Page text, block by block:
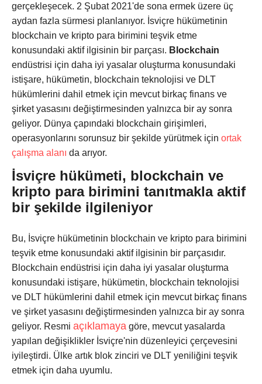
gerçekleşecek. 2 Şubat 2021'de sona ermek üzere üç
aydan fazla sürmesi planlanıyor. İsviçre hükümetinin
blockchain ve kripto para birimini teşvik etme
konusundaki aktif ilgisinin bir parçası. Blockchain
endüstrisi için daha iyi yasalar oluşturma konusundaki
istişare, hükümetin, blockchain teknolojisi ve DLT
hükümlerini dahil etmek için mevcut birkaç finans ve
şirket yasasını değiştirmesinden yalnızca bir ay sonra
geliyor. Dünya çapındaki blockchain girişimleri,
operasyonlarını sorunsuz bir şekilde yürütmek için ortak
çalışma alanı da arıyor.
İsviçre hükümeti, blockchain ve
kripto para birimini tanıtmakla aktif
bir şekilde ilgileniyor
Bu, İsviçre hükümetinin blockchain ve kripto para birimini
teşvik etme konusundaki aktif ilgisinin bir parçasıdır.
Blockchain endüstrisi için daha iyi yasalar oluşturma
konusundaki istişare, hükümetin, blockchain teknolojisi
ve DLT hükümlerini dahil etmek için mevcut birkaç finans
ve şirket yasasını değiştirmesinden yalnızca bir ay sonra
geliyor. Resmi açıklamaya göre, mevcut yasalarda
yapılan değişiklikler İsviçre'nin düzenleyici çerçevesini
iyileştirdi. Ülke artık blok zinciri ve DLT yeniliğini teşvik
etmek için daha uyumlu.